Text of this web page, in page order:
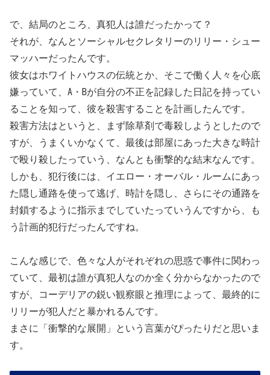
で、結局のところ、真犯人は誰だったかって？
それが、なんとソーシャルセクレタリーのリリー・シュー
マッハーだったんです。
彼女はホワイトハウスの伝統とか、そこで働く人々を心底
嫌っていて、A・Bが自分の不正を記録した日記を持ってい
ることを知って、彼を殺害することを計画したんです。
殺害方法はというと、まず除草剤で毒殺しようとしたので
すが、うまくいかなくて、最後は部屋にあった大きな時計
で殴り殺したっていう、なんとも衝撃的な結末なんです。
しかも、犯行後には、イエロー・オーバル・ルームにあっ
た隠し通路を使って逃げ、時計を隠し、さらにその通路を
封鎖するように指示までしていたっていうんですから、も
う計画的犯行だったんですね。
こんな感じで、色々な人がそれぞれの思惑で事件に関わっ
ていて、最初は誰が真犯人なのか全く分からなかったので
すが、コーデリアの鋭い観察眼と推理によって、最終的に
リリーが犯人だと暴かれるんです。
まさに「衝撃的な展開」という言葉がぴったりだと思いま
す。